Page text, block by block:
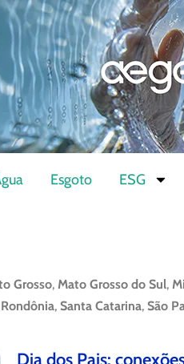
Esgoto ESG
Grosso, Mato Grosso do Sul,
Rondônia, Santa Catarina, São
Dia dos Pais: